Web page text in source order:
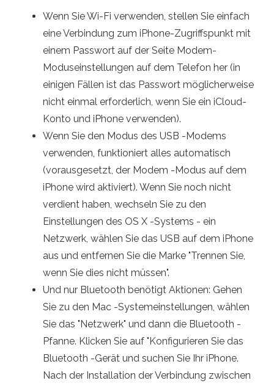
Wenn Sie Wi-Fi verwenden, stellen Sie einfach
eine Verbindung zum iPhone-Zugriffspunkt mit
einem Passwort auf der Seite Modem-
Moduseinstellungen auf dem Telefon her (in
einigen Fällen ist das Passwort möglicherweise
nicht einmal erforderlich, wenn Sie ein iCloud-
Konto und iPhone verwenden).
Wenn Sie den Modus des USB -Modems
verwenden, funktioniert alles automatisch
(vorausgesetzt, der Modem -Modus auf dem
iPhone wird aktiviert). Wenn Sie noch nicht
verdient haben, wechseln Sie zu den
Einstellungen des OS X -Systems - ein
Netzwerk, wählen Sie das USB auf dem iPhone
aus und entfernen Sie die Marke "Trennen Sie,
wenn Sie dies nicht müssen".
Und nur Bluetooth benötigt Aktionen: Gehen
Sie zu den Mac -Systemeinstellungen, wählen
Sie das "Netzwerk" und dann die Bluetooth -
Pfanne. Klicken Sie auf "Konfigurieren Sie das
Bluetooth -Gerät und suchen Sie Ihr iPhone.
Nach der Installation der Verbindung zwischen